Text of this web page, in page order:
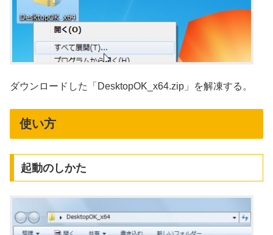
ダウンロードした「DesktopOK_x64.zip」を解凍する。
使い方
起動のしかた